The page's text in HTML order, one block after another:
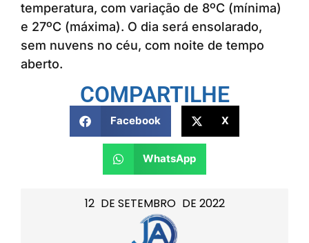
12 DE SETEMBRO DE 2022
temperatura, com variação de 8ºC (mínima)
e 27ºC (máxima). O dia será ensolarado,
sem nuvens no céu, com noite de tempo
aberto.
COMPARTILHE
Facebook X
WhatsApp